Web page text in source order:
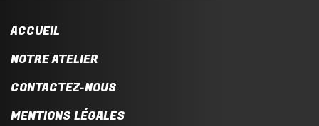
ACCUEIL
NOTRE ATELIER
CONTACTEZ-NOUS
MENTIONS LÉGALES